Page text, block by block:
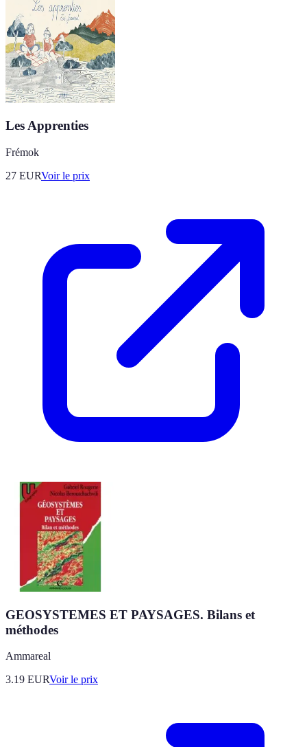
Les Apprenties
Frémok
27 EURVoir le prix
GEOSYSTEMES ET PAYSAGES. Bilans et
méthodes
Ammareal
3.19 EURVoir le prix